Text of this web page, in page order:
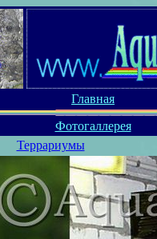
Главная
Фотогаллерея
Террариумы